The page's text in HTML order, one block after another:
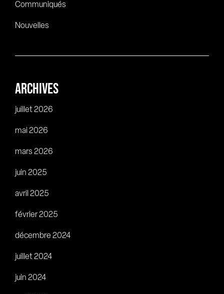
Communiqués
Nouvelles
ARCHIVES
juillet 2026
mai 2026
mars 2026
juin 2025
avril 2025
février 2025
décembre 2024
juillet 2024
juin 2024